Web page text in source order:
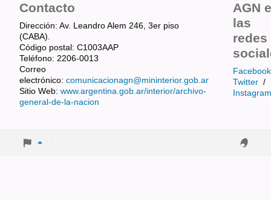
Contacto
Dirección: Av. Leandro Alem 246, 3er piso
(CABA).
Código postal: C1003AAP
Teléfono: 2206-0013
Correo
electrónico: comunicacionagn@mininterior.gob.ar
Sitio Web: www.argentina.gob.ar/interior/archivo-
general-de-la-nacion
AGN
las
redes
Facebook
Twitter /
Instagram